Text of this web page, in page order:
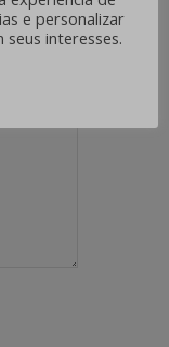
e personalizar
interesses.